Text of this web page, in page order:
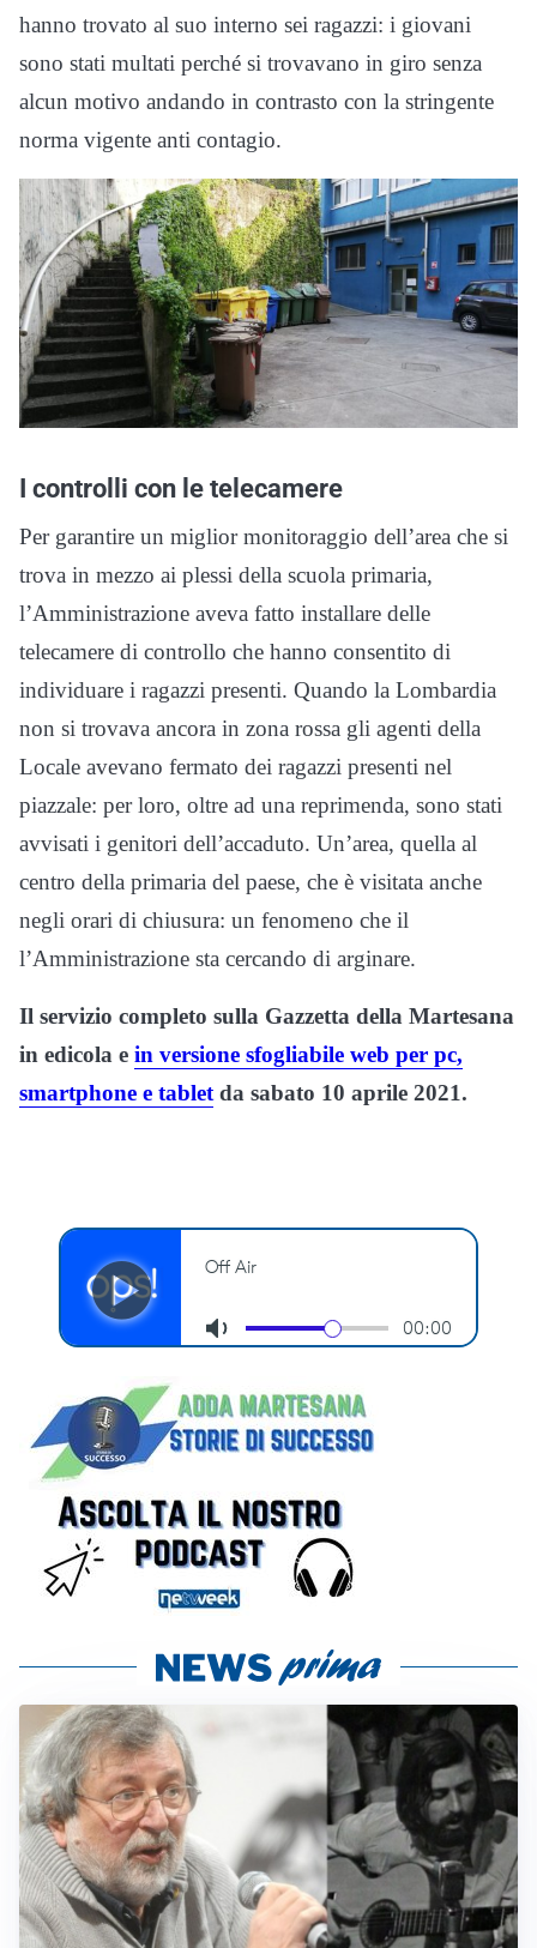
hanno trovato al suo interno sei ragazzi: i giovani
sono stati multati perché si trovavano in giro senza
alcun motivo andando in contrasto con la stringente
norma vigente anti contagio.
I controlli con le telecamere
Per garantire un miglior monitoraggio dell’area che si
trova in mezzo ai plessi della scuola primaria,
l’Amministrazione aveva fatto installare delle
telecamere di controllo che hanno consentito di
individuare i ragazzi presenti. Quando la Lombardia
non si trovava ancora in zona rossa gli agenti della
Locale avevano fermato dei ragazzi presenti nel
piazzale: per loro, oltre ad una reprimenda, sono stati
avvisati i genitori dell’accaduto. Un’area, quella al
centro della primaria del paese, che è visitata anche
negli orari di chiusura: un fenomeno che il
l’Amministrazione sta cercando di arginare.
Il servizio completo sulla Gazzetta della Martesana
in edicola e in versione sfogliabile web per pc,
smartphone e tablet da sabato 10 aprile 2021.